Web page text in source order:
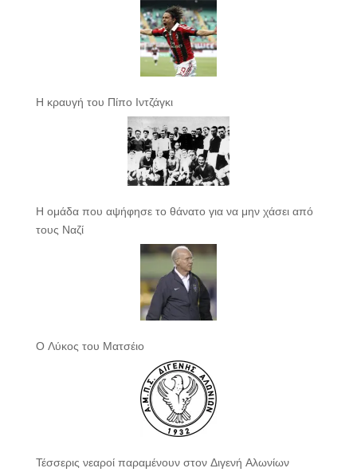
Η κραυγή του Πίπο Ιντζάγκι
Η ομάδα που αψήφησε το θάνατο για να μην χάσει από
τους Ναζί
Ο Λύκος του Ματσέιο
Τέσσερις νεαροί παραμένουν στον Διγενή Αλωνίων